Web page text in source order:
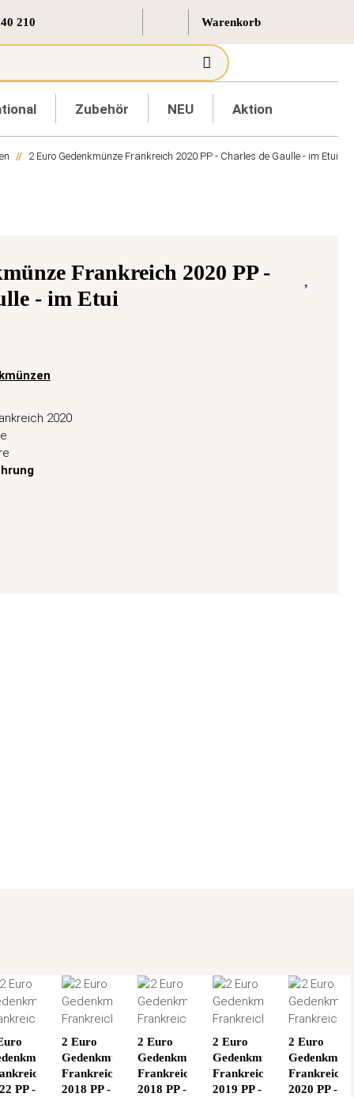
210
Zubehör NEU Aktion
2 Euro Gedenkmünze Frankreich 2020 PP - Charles de Gaulle - im Etui
Frankreich 2020 PP -
- im Etui
2020
PP -
2 Euro
Gedenkmünze
Frankreich
2018 PP -
2 Euro
Gedenkmünze
Frankreich
2018 PP -
2 Euro
Gedenkmünze
Frankreich
2019 PP -
2 Euro
Frankreich
2020 PP -